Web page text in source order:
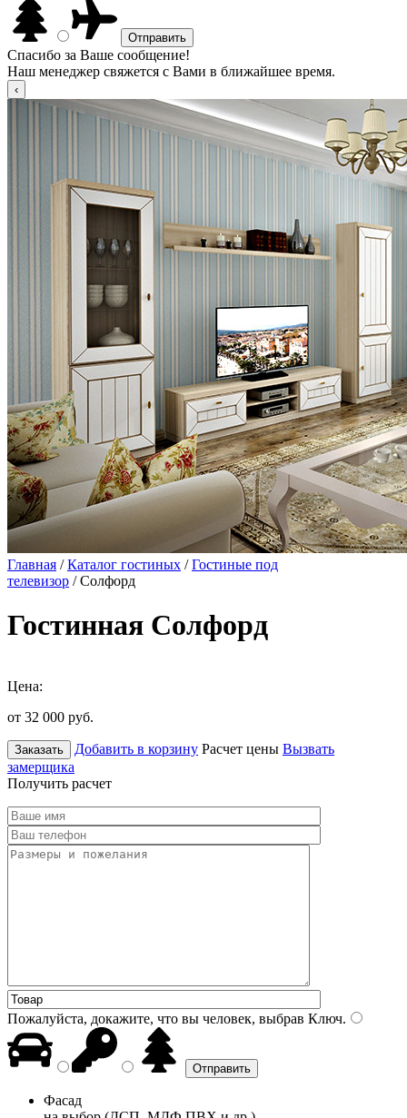
Спасибо за Ваше сообщение!
Наш менеджер свяжется с Вами в ближайшее время.
Главная /Каталог гостиных /Гостиные под
телевизор / Солфорд
Гостинная Солфорд
Цена:
от 32 000 руб.
Заказать Добавить в корзину Расчет цены Вызвать
замерщика
Получить расчет
Пожалуйста, докажите, что вы человек, выбрав Ключ.
Фасад